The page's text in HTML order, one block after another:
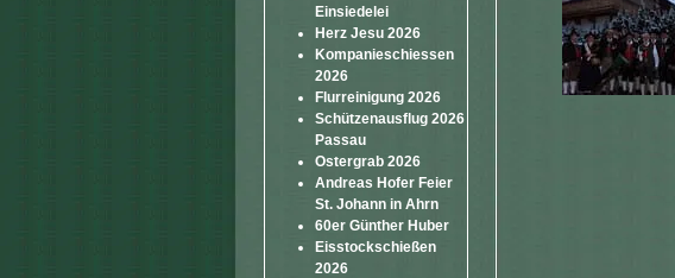
Einsiedelei
Herz Jesu 2026
Kompanieschiessen
2026
Flurreinigung 2026
Schützenausflug 2026
Passau
Ostergrab 2026
Andreas Hofer Feier
St. Johann in Ahrn
60er Günther Huber
Eisstockschießen
2026